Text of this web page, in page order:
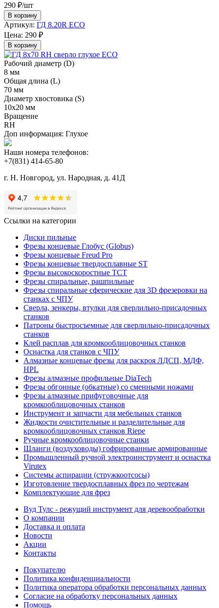
290 ₽/шт
В корзину
Артикул: ГД 8.20R ECO
Цена: 290 ₽
В корзину
Рабочий диаметр (D)
8 мм
Общая длина (L)
70 мм
Диаметр хвостовика (S)
10х20 мм
Вращение
RH
Доп информация: Глухое
Наши номера телефонов:
+7(831) 414-65-80
г. Н. Новгород, ул. Народная, д. 41Д
Ссылки на категории
Диски пильные
Фрезы концевые Глобус (Globus)
Фрезы концевые Freud Pro
Фрезы концевые твердосплавные ST
Фрезы высокоскоростные ТСТ
Фрезы спиральные, рашпильные
Фрезы спиральные сферические для 3D фрезеровки на
станках с ЧПУ
Сверла, зенкеры, втулки для сверлильно-присадочных
станков
Патроны быстросъемные для сверлильно-присадочных
станков
Клей расплав для кромкооблицовочных станков
Оснастка для станков с ЧПУ
Алмазные концевые фрезы для раскроя ЛДСП, МДФ,
HPL
Фрезы алмазные профильные DiaTech
Фрезы обгонные (обкатные) со сменными ножами
Фрезы алмазные прифуговочные для
кромкооблицовочных станков
Инструмент и запчасти для мебельных станков
Жидкости очистительные и разделительные для
кромкооблицовочных станков Riepe
Ручные кромкооблицовочные станки
Шланги (воздуховоды) гофрированные армированные
Промышленный ручной электроинструмент и оснастка
Virutex
Системы аспирации (стружкоотсосы)
Изготовление твердосплавных фрез по чертежам
Комплектующие для фрез
Вуд Тулс - режущий инструмент для деревообработки
О компании
Доставка и оплата
Новости
Акции
Контакты
Покупателю
Политика конфиденциальности
Политика оператора обработки персональных данных
Согласие на обработку персональных данных
Помощь